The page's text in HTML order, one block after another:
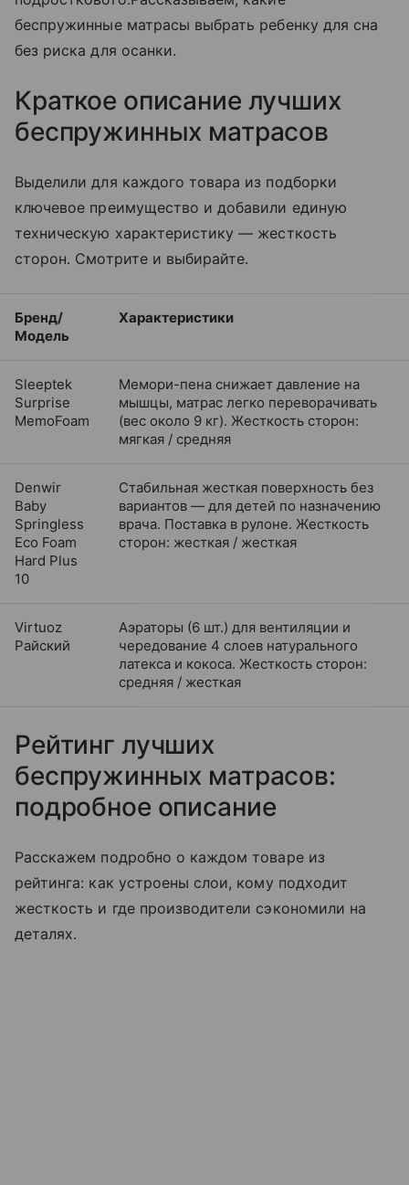
беспружинные матрасы выбрать ребенку для сна
без риска для осанки.
Краткое описание лучших
беспружинных матрасов
Выделили для каждого товара из подборки
ключевое преимущество и добавили единую
техническую характеристику — жесткость
сторон. Смотрите и выбирайте.
Бренд/
Модель
Характеристики
Sleeptek
Surprise
MemoFoam
Мемори-пена снижает давление на
мышцы, матрас легко переворачивать
(вес около 9 кг). Жесткость сторон:
мягкая / средняя
Denwir
Baby
Springless
Eco Foam
Hard Plus
10
Стабильная жесткая поверхность без
вариантов — для детей по назначению
врача. Поставка в рулоне. Жесткость
сторон: жесткая / жесткая
Virtuoz
Райский
Аэраторы (6 шт.) для вентиляции и
чередование 4 слоев натурального
латекса и кокоса. Жесткость сторон:
средняя / жесткая
Рейтинг лучших
беспружинных матрасов:
подробное описание
Расскажем подробно о каждом товаре из
рейтинга: как устроены слои, кому подходит
жесткость и где производители сэкономили на
деталях.